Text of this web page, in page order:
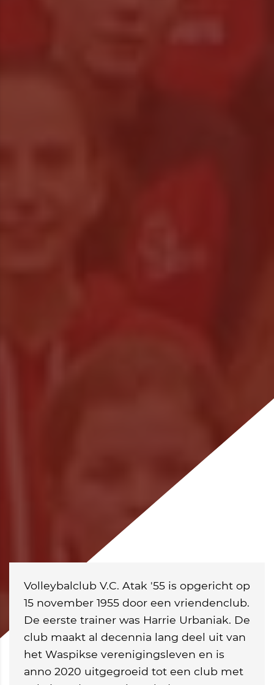
Volleybalclub V.C. Atak '55 is opgericht op
15 november 1955 door een vriendenclub.
De eerste trainer was Harrie Urbaniak. De
club maakt al decennia lang deel uit van
het Waspikse verenigingsleven en is
anno 2020 uitgegroeid tot een club met